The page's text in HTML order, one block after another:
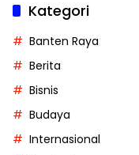
Kategori
Banten Raya
Berita
Bisnis
Budaya
Internasional